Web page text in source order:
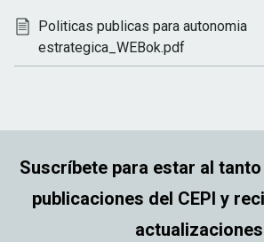
Politicas publicas para autonomia
estrategica_WEBok.pdf
Suscríbete para estar al
publicaciones del CEPI y
actualizaciones